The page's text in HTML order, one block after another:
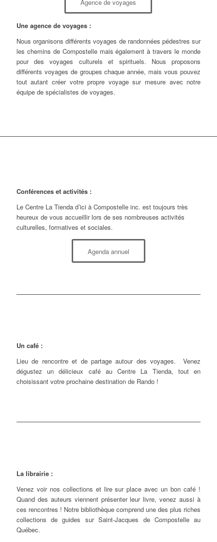
Agence de voyages
Une agence de voyages :
Nous organisons différents voyages de randonnées pédestres sur
les chemins de Compostelle mais également à travers le monde
pour des voyages culturels et spirituels. Nous proposons
différents voyages de groupes chaque année, mais vous pouvez
tout autant créer votre propre voyage sur mesure avec notre
équipe de spécialistes de voyages.
Conférences et activités :
Le Centre La Tienda d’ici à Compostelle inc. est toujours très
heureux de vous accueillir lors de ses nombreuses activités
culturelles, formatives et sociales.
Agenda annuel
Un café :
Lieu de rencontre et de partage autour des voyages. Venez
dégustez un délicieux café au Centre La Tienda, tout en
choisissant votre prochaine destination de Rando !
La librairie :
Venez voir nos collections et lire sur place avec un bon café !
Quand des auteurs viennent présenter leur livre, venez aussi à
ces rencontres ! Notre bibliothèque comprend une des plus riches
collections de guides sur Saint-Jacques de Compostelle au
Québec.